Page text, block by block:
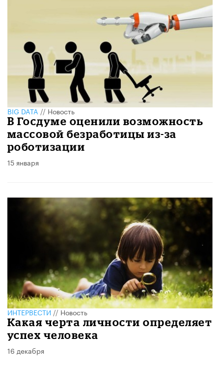
BIG DATA//Новость
В Госдуме оценили возможность
массовой безработицы из-за
роботизации
15 января
ИНТЕРВЕСТИ//Новость
Какая черта личности определяет
успех человека
16 декабря